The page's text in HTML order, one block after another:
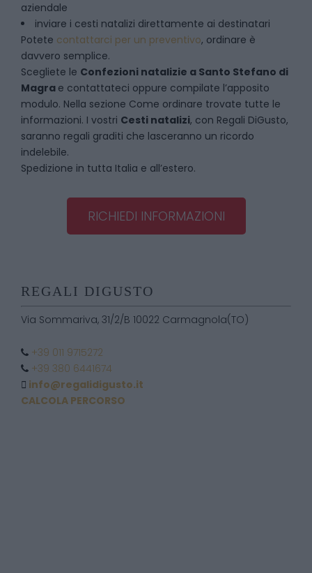
aziendale
inviare i cesti natalizi direttamente ai destinatari
Potete contattarci per un preventivo, ordinare è
davvero semplice.
Scegliete le Confezioni natalizie a Santo Stefano di
Magra e contattateci oppure compilate l’apposito
modulo. Nella sezione Come ordinare trovate tutte le
informazioni. I vostri Cesti natalizi, con Regali DiGusto,
saranno regali graditi che lasceranno un ricordo
indelebile.
Spedizione in tutta Italia e all’estero.
RICHIEDI INFORMAZIONI
REGALI DIGUSTO
Via Sommariva, 31/2/B 10022 Carmagnola(TO)
+39 011 9715272
+39 380 6441674
info@regalidigusto.it
CALCOLA PERCORSO